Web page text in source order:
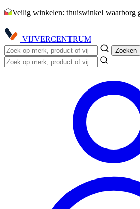
Veilig winkelen: thuiswinkel waarborg
VIJVERCENTRUM
Zoeken